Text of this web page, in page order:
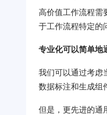
高价值工作流程需
于工作流程特定的
专业化可以简单地
我们可以通过考虑
数据标注和生成组
但是，更先进的通